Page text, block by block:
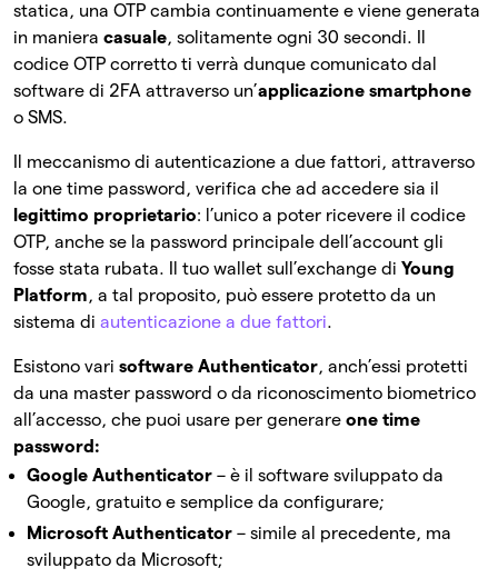
statica, una OTP cambia continuamente e viene generata
in maniera casuale, solitamente ogni 30 secondi. Il
codice OTP corretto ti verrà dunque comunicato dal
software di 2FA attraverso un’applicazione smartphone
o SMS.
Il meccanismo di autenticazione a due fattori, attraverso
la one time password, verifica che ad accedere sia il
legittimo proprietario: l’unico a poter ricevere il codice
OTP, anche se la password principale dell’account gli
fosse stata rubata. Il tuo wallet sull’exchange di Young
Platform, a tal proposito, può essere protetto da un
sistema di autenticazione a due fattori.
Esistono vari software Authenticator, anch’essi protetti
da una master password o da riconoscimento biometrico
all’accesso, che puoi usare per generare one time
password :
Google Authenticator – è il software sviluppato da
Google, gratuito e semplice da configurare;
Microsoft Authenticator – simile al precedente, ma
sviluppato da Microsoft;